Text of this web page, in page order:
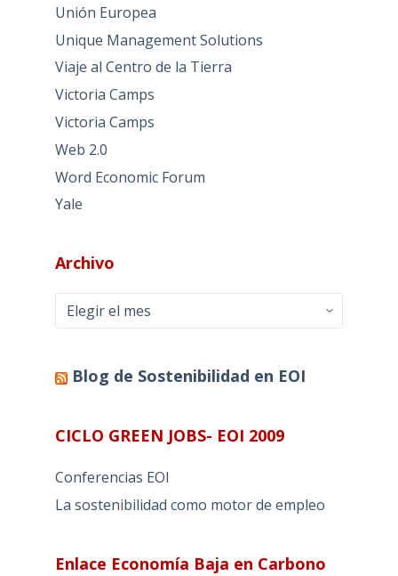
Unión Europea
Unique Management Solutions
Viaje al Centro de la Tierra
Victoria Camps
Victoria Camps
Web 2.0
Word Economic Forum
Yale
Archivo
Archivo
Blog de Sostenibilidad en EOI
CICLO GREEN JOBS- EOI 2009
Conferencias EOI
La sostenibilidad como motor de empleo
Enlace Economía Baja en Carbono